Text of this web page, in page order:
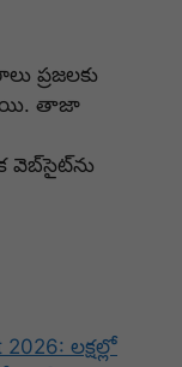
ప్రజలకు
తాజా
వెబ్‌సైట్‌ను
లక్షల్లో